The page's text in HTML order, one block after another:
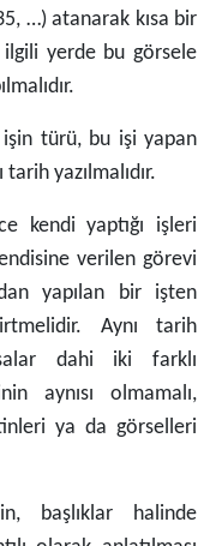
…) atanarak kısa bir
ilgili yerde bu görsele
türü, bu işi yapan
tarih yazılmalıdır.
kendi yaptığı işleri
verilen görevi
yapılan bir işten
Aynı tarih
dahi iki farklı
aynısı olmamalı,
ya da görselleri
başlıklar halinde